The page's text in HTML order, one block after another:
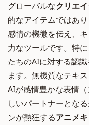
グローバルなクリエ
的なアイテムではあ
感情の機微を伝え、
力なツールです。特に
たちのAIに対する認
ます。無機質なテキ
AIが感情豊かな表情
しいパートナーとな
ンが熱狂するアニメ